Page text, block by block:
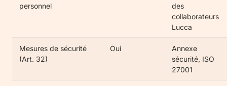
personnel
des
collaborateurs
Lucca
Mesures de sécurité
(Art. 32)
Oui
Annexe
sécurité, ISO
27001